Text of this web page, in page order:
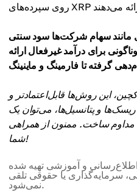
مانند سهام شرکت‌ها سود سنتی
برای درآمد غیرفعال ارائه
این روش‌ها قابل‌اعتمادتر و
و پتانسیل‌ها، می‌توان یک
مداوم ساخت. ممنون از همراهی
شما!
و آموزشی تهیه شده
سرمایه‌گذاری یا حقوقی تلقی
نمی‌شود.